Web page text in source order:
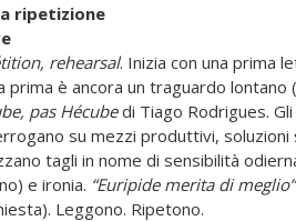
ripetizione
rehearsal. Inizia con una prima
prima è ancora un traguardo lontano (
pas Hécubedi Tiago Rodrigues.
su mezzi produttivi,
tagli in nome di sensibilità
e ironia. “Euripide merita di meglio”
Leggono. Ripetono.